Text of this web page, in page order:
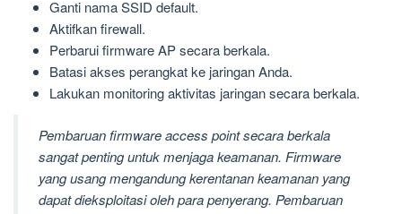
Ganti nama SSID default.
Aktifkan firewall.
Perbarui firmware AP secara berkala.
Batasi akses perangkat ke jaringan Anda.
Lakukan monitoring aktivitas jaringan secara berkala.
Pembaruan firmware access point secara berkala
sangat penting untuk menjaga keamanan. Firmware
yang usang mengandung kerentanan keamanan yang
dapat dieksploitasi oleh para penyerang. Pembaruan